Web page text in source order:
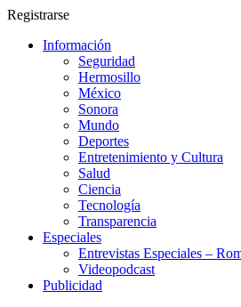
Registrarse
Información
Seguridad
Hermosillo
México
Sonora
Mundo
Deportes
Entretenimiento y Cultura
Salud
Ciencia
Tecnología
Transparencia
Especiales
Entrevistas Especiales –
Videopodcast
Publicidad